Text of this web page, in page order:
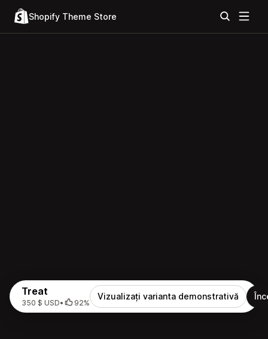
Shopify Theme Store
Treat
350 $ USD• 92%
Vizualizați varianta demonstrativă